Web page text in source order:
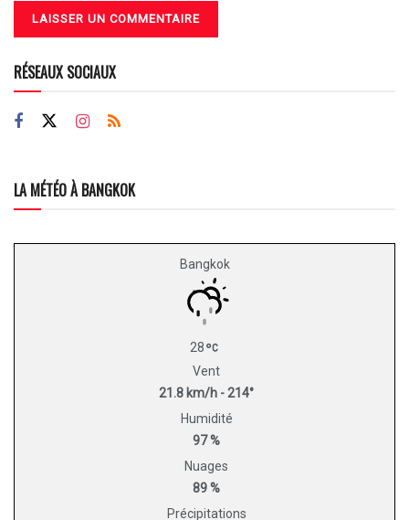
RÉSEAUX SOCIAUX
LA MÉTÉO À BANGKOK
Bangkok
28
Vent
21.8 km/h - 214°
Humidité
97 %
Nuages
89 %
Précipitations